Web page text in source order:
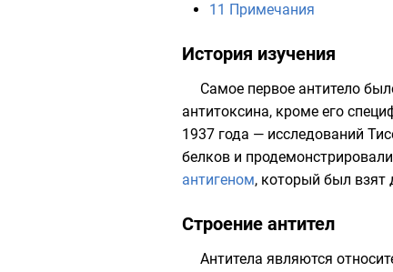
11 Примечания
История изучения
Самое первое антитело
антитоксина, кроме его
1937 года — исследований
белков и
антигеном, который был взят
Строение антител
Антитела являются